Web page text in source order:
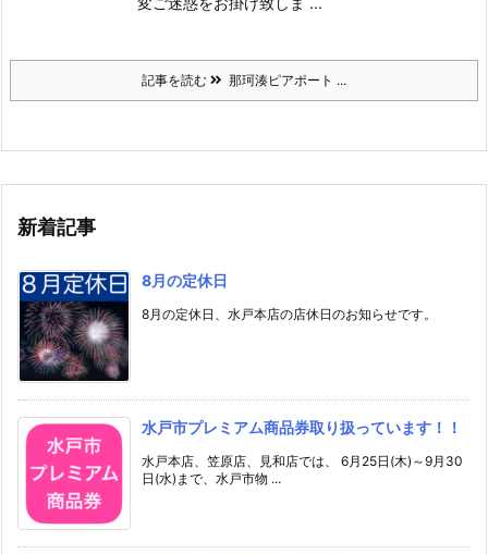
記事を読む 那珂湊ピアポート ...
新着記事
8月の定休日
8月の定休日、水戸本店の店休日のお知らせです。
水戸市プレミアム商品券取り扱っています！！
水戸本店、笠原店、見和店では、 6月25日(木)～9月30
日(水)まで、水戸市物 ...